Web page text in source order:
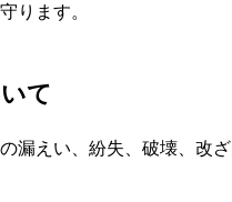
ります。
て
漏えい、紛失、破壊、改